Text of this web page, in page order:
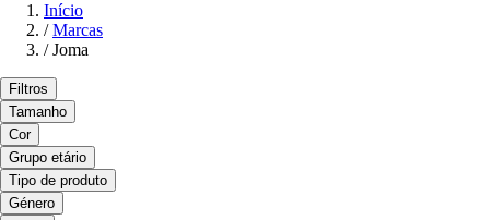
Início
/ Marcas
/ Joma
Filtros
Tamanho
Cor
Grupo etário
Tipo de produto
Género